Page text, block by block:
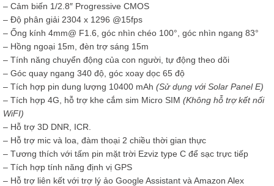
– Cảm biến 1/2.8″ Progressive CMOS
– Độ phân giải 2304 x 1296 @15fps
– Ống kính 4mm@ F1.6, góc nhìn chéo 100°, góc nhìn ngang 83°
– Hồng ngoại 15m, đèn trợ sáng 15m
– Tính năng chuyển động của con người, tự động theo dõi
– Góc quay ngang 340 độ, góc xoay dọc 65 độ
– Tích hợp pin dung lượng 10400 mAh (Sử dụng với Solar Panel E)
– Tích hợp 4G, hỗ trợ khe cắm sim Micro SIM (Không hỗ trợ kết nối
WiFI)
– Hỗ trợ 3D DNR, ICR.
– Hỗ trợ mic và loa, đàm thoại 2 chiều thời gian thực
– Tương thích với tấm pin mặt trời Ezviz type C để sạc trực tiếp
– Tích hợp tính năng định vị GPS
– Hỗ trợ liên kết với trợ lý ảo Google Assistant và Amazon Alex